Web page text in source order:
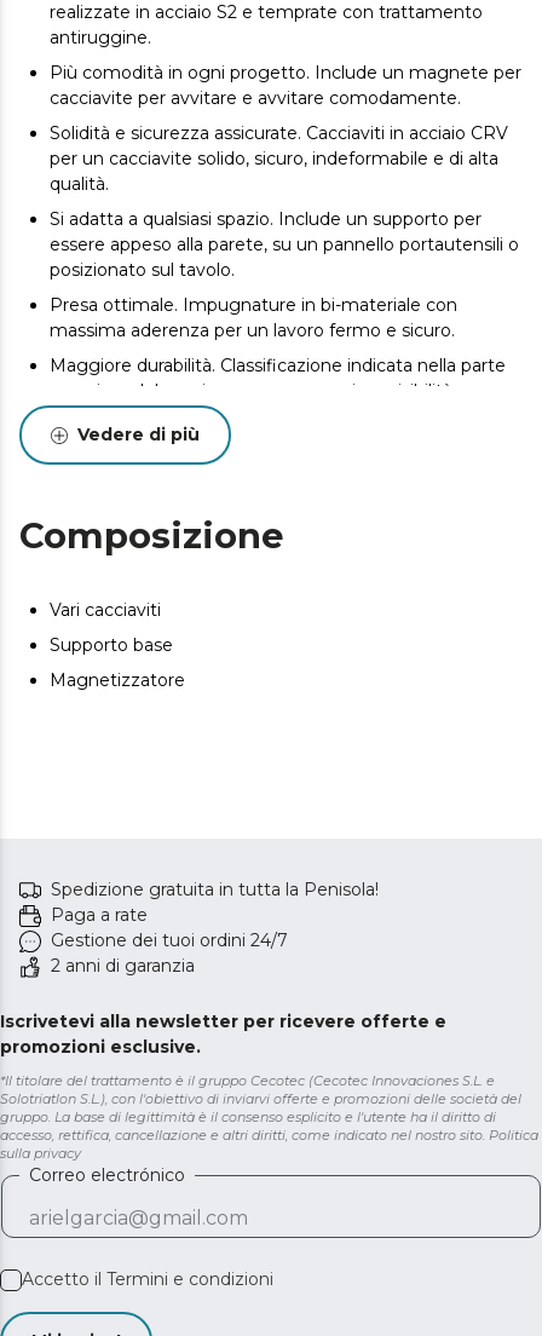
realizzate in acciaio S2 e temprate con trattamento
antiruggine.
Più comodità in ogni progetto. Include un magnete per
cacciavite per avvitare e avvitare comodamente.
Solidità e sicurezza assicurate. Cacciaviti in acciaio CRV
per un cacciavite solido, sicuro, indeformabile e di alta
qualità.
Si adatta a qualsiasi spazio. Include un supporto per
essere appeso alla parete, su un pannello portautensili o
posizionato sul tavolo.
Presa ottimale. Impugnature in bi-materiale con
massima aderenza per un lavoro fermo e sicuro.
Maggiore durabilità. Classificazione indicata nella parte
superiore del manico per una maggiore visibilità.
Ideale per lavori di elettronica. Include 4 cacciaviti di
precisione per lavori di precisione nel campo
Vedere di più
Composizione
Vari cacciaviti
Supporto base
Magnetizzatore
Spedizione gratuita in tutta la Penisola!
Paga a rate
Gestione dei tuoi ordini 24/7
2 anni di garanzia
Iscrivetevi alla newsletter per ricevere offerte e
promozioni esclusive.
*Il titolare del trattamento è il gruppo Cecotec (Cecotec Innovaciones S.L. e
Solotriatlon S.L.), con l'obiettivo di inviarvi offerte e promozioni delle società del
gruppo. La base di legittimità è il consenso esplicito e l'utente ha il diritto di
accesso, rettifica, cancellazione e altri diritti, come indicato nel nostro sito. Politica
sulla privacy
Correo electrónico
Accetto il Termini e condizioni